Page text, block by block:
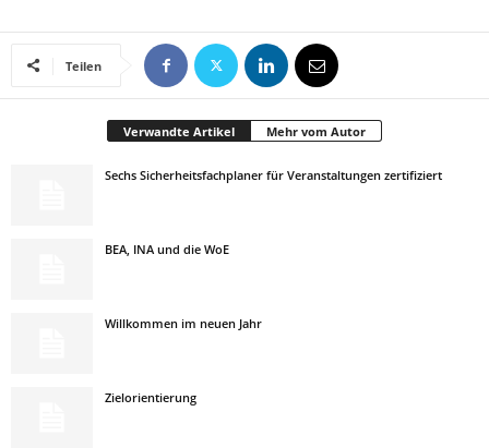
Teilen
Verwandte Artikel Mehr vom Autor
Sechs Sicherheitsfachplaner für Veranstaltungen zertifiziert
BEA, INA und die WoE
Willkommen im neuen Jahr
Zielorientierung